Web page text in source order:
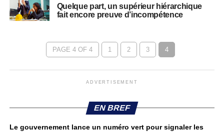
Quelque part, un supérieur hiérarchique
fait encore preuve d’incompétence
PAGE 4 OF 4 1 2 3 4
ADVERTISEMENT
EN BREF
Le gouvernement lance un numéro vert pour signaler les